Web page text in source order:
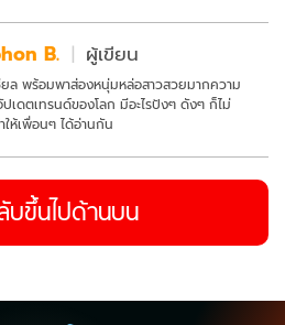
B. ผู้เขียน
ล พร้อมพาส่องหนุ่มหล่อสาวสวยมากความ
เดตเทรนด์ของโลก มีอะไรปังๆ ดังๆ ก็ไม่
ให้เพื่อนๆ ได้อ่านกัน
บขึ้นไปด้านบน